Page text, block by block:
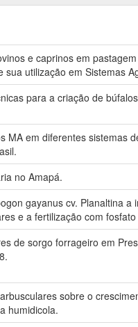
e caprinos em
sua utilização em Sistemas
para a criação de
MA em diferentes sistemas
no Amapá.
gayanus cv. Planaltina a
e a fertilização com
de sorgo forrageiro em
sobre o
humidicola.